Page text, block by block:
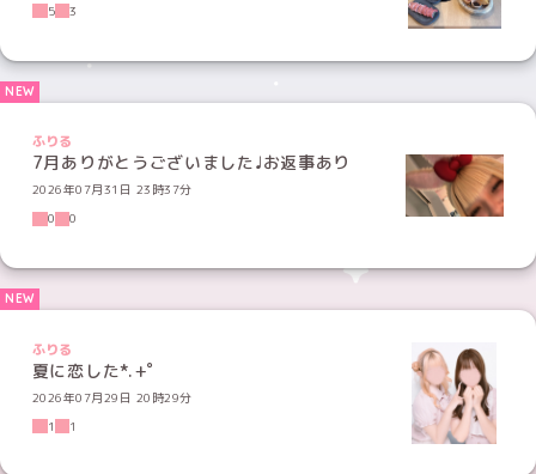
5
3
ふりる
7月ありがとうございました♩お返事あり
2026年07月31日 23時37分
0
0
ふりる
夏に恋した*.+ﾟ
2026年07月29日 20時29分
1
1